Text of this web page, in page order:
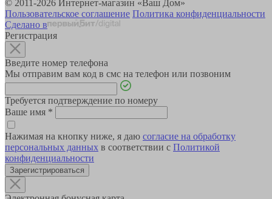
© 2011-2026 Интернет-магазин «Ваш Дом»
Пользовательское соглашение Политика конфиденциальности
Сделано в
Регистрация
Введите номер телефона
Мы отправим вам код в смс на телефон или позвоним
Требуется подтверждение по номеру
Ваше имя *
Нажимая на кнопку ниже, я даю согласие на обработку
персональных данных в соответствии с Политикой
конфиденциальности
Зарегистрироваться